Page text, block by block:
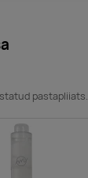
pastapliiats.